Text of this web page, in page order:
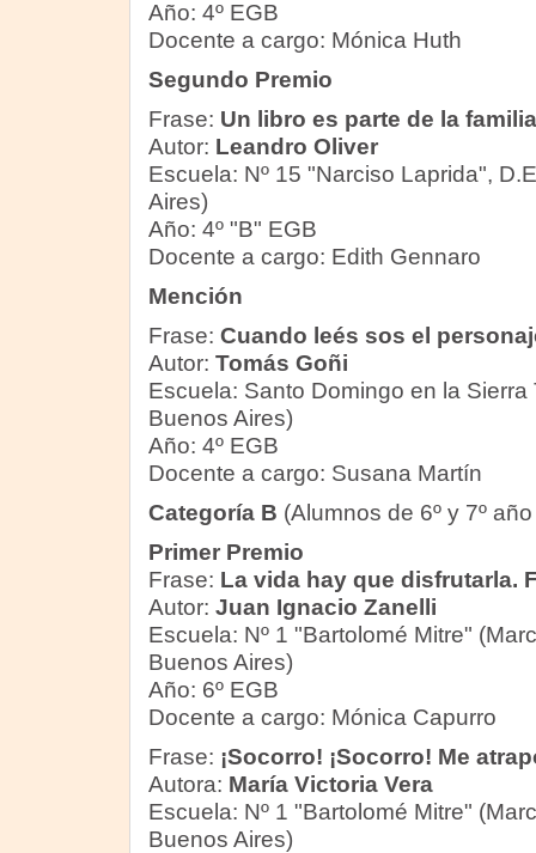
Año: 4º EGB
Docente a cargo: Mónica Huth
Segundo Premio
Frase: Un libro es parte de la familia
Autor: Leandro Oliver
Escuela: Nº 15 "Narciso Laprida",
Aires)
Año: 4º "B" EGB
Docente a cargo: Edith Gennaro
Mención
Frase: Cuando leés sos el
Autor: Tomás Goñi
Escuela: Santo Domingo en la Sierra
Buenos Aires)
Año: 4º EGB
Docente a cargo: Susana Martín
Categoría B (Alumnos de 6º y 7º
Primer Premio
Frase: La vida hay que disfrutarla.
Autor: Juan Ignacio Zanelli
Escuela: Nº 1 "Bartolomé Mitre"
Buenos Aires)
Año: 6º EGB
Docente a cargo: Mónica Capurro
Frase: ¡Socorro! ¡Socorro! Me
Autora: María Victoria Vera
Escuela: Nº 1 "Bartolomé Mitre"
Buenos Aires)